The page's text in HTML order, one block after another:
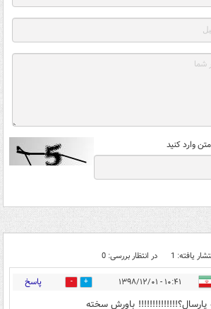
وارد کنید
یافته: 1 در انتظار بررسی: 0
۱۰:۴۱ - ۱۳۹۸/۱۲/۰۱ 3 پاسخ
باورش سخته